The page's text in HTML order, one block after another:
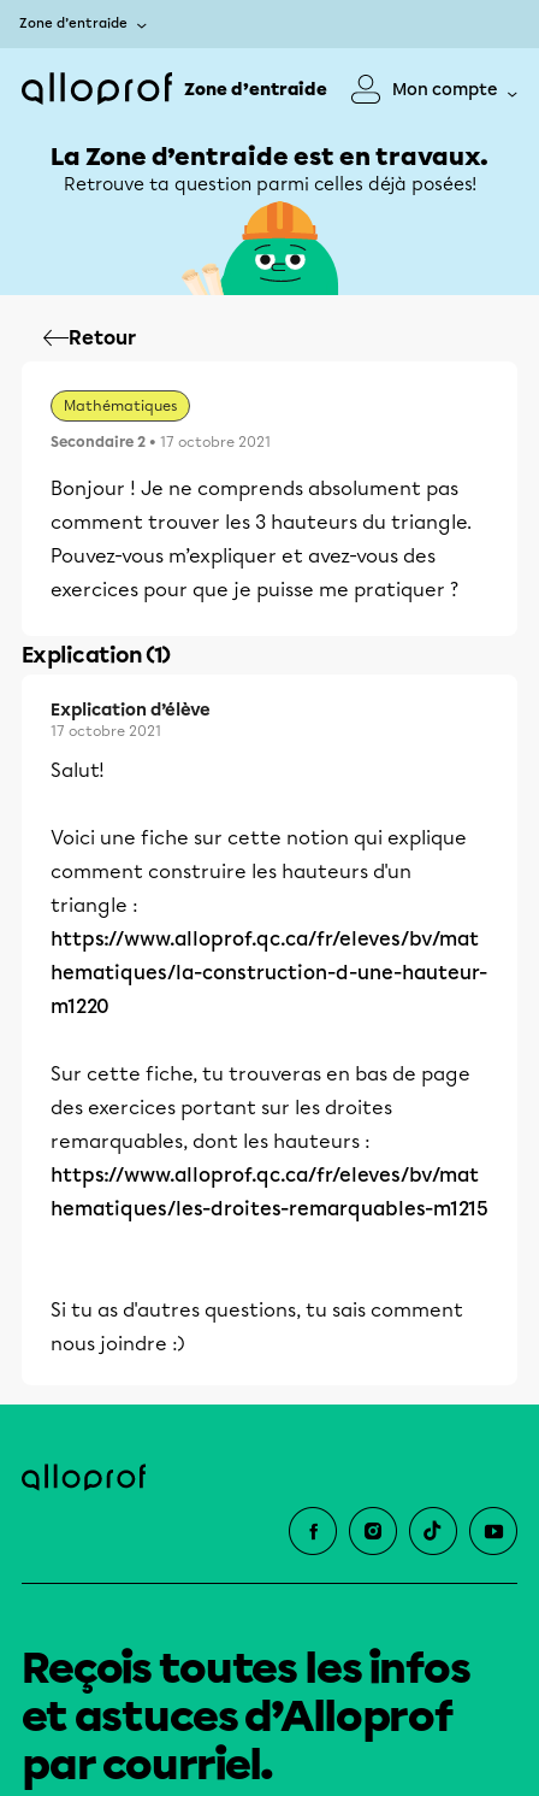
Zone d’entraide
Zone d’entraide Mon compte
La Zone d’entraide est en travaux.
Retrouve ta question parmi celles déjà posées!
Retour
Mathématiques
Secondaire 2 • 17 octobre 2021
Bonjour ! Je ne comprends absolument pas
comment trouver les 3 hauteurs du triangle.
Pouvez-vous m’expliquer et avez-vous des
exercices pour que je puisse me pratiquer ?
Explication (1)
Explication d’élève
17 octobre 2021
Salut!
Voici une fiche sur cette notion qui explique
comment construire les hauteurs d'un
triangle :
https://www.alloprof.qc.ca/fr/eleves/bv/mat
hematiques/la-construction-d-une-hauteur-
m1220
Sur cette fiche, tu trouveras en bas de page
des exercices portant sur les droites
remarquables, dont les hauteurs :
https://www.alloprof.qc.ca/fr/eleves/bv/mat
hematiques/les-droites-remarquables-m1215
Si tu as d'autres questions, tu sais comment
nous joindre :)
Reçois toutes les infos
et astuces d’Alloprof
par courriel.